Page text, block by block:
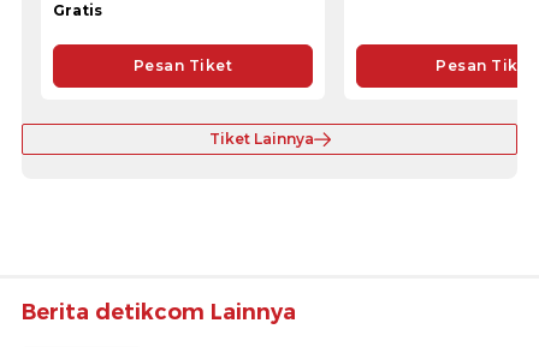
Gratis
Pesan Tiket Pesan Tiket
Tiket Lainnya
Berita detikcom Lainnya